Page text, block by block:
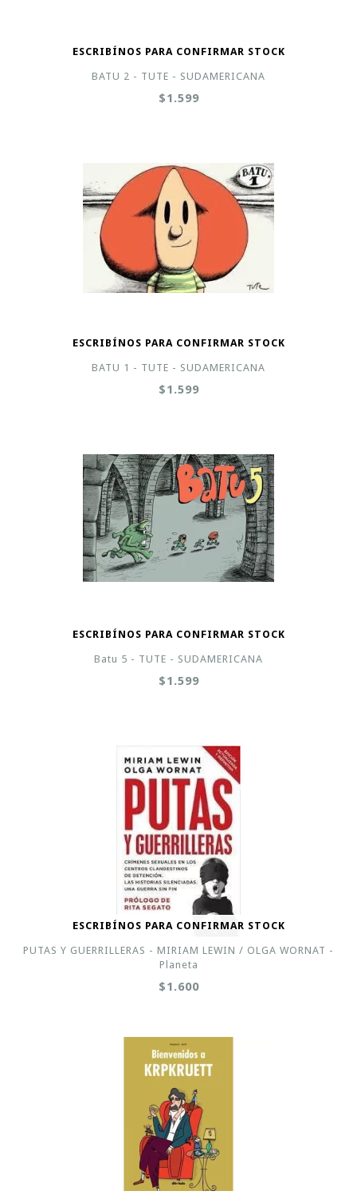
ESCRIBÍNOS PARA CONFIRMAR STOCK
BATU 2 - TUTE - SUDAMERICANA
$1.599
ESCRIBÍNOS PARA CONFIRMAR STOCK
BATU 1 - TUTE - SUDAMERICANA
$1.599
ESCRIBÍNOS PARA CONFIRMAR STOCK
Batu 5 - TUTE - SUDAMERICANA
$1.599
ESCRIBÍNOS PARA CONFIRMAR STOCK
PUTAS Y GUERRILLERAS - MIRIAM LEWIN / OLGA WORNAT -
Planeta
$1.600